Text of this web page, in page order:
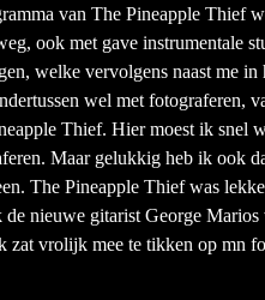
van The Pineapple Thief
ook met gave instrumentale
welke vervolgens naast me
wel met fotograferen,
Thief. Hier moest ik snel
Maar gelukkig heb ik ook
The Pineapple Thief was
de nieuwe gitarist George
zat vrolijk mee te tikken op mn